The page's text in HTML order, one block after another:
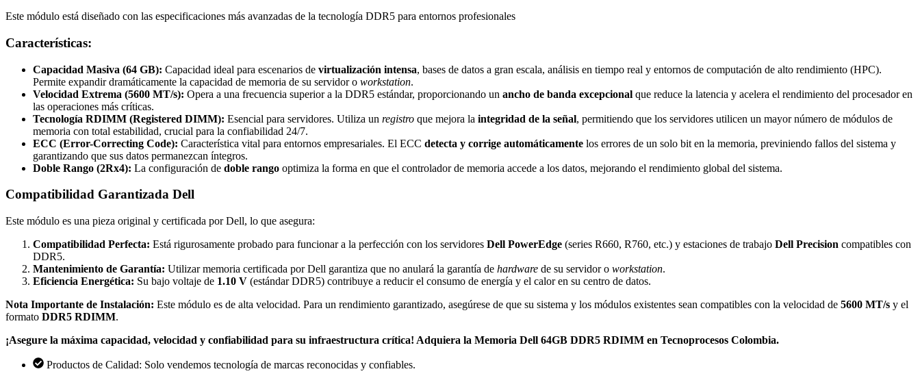
Este módulo está diseñado con las especificaciones más avanzadas de la tecnología DDR5 para entornos profesionales
Características:
Capacidad Masiva (64 GB): Capacidad ideal para escenarios de virtualización intensa, bases de datos a gran escala, análisis en tiempo real y entornos de computación de alto rendimiento (HPC).
Permite expandir dramáticamente la capacidad de memoria de su servidor o workstation.
Velocidad Extrema (5600 MT/s): Opera a una frecuencia superior a la DDR5 estándar, proporcionando un ancho de banda excepcional que reduce la latencia y acelera el rendimiento del procesador en
las operaciones más críticas.
Tecnología RDIMM (Registered DIMM): Esencial para servidores. Utiliza un registro que mejora la integridad de la señal, permitiendo que los servidores utilicen un mayor número de módulos de
memoria con total estabilidad, crucial para la confiabilidad 24/7.
ECC (Error-Correcting Code): Característica vital para entornos empresariales. El ECC detecta y corrige automáticamente los errores de un solo bit en la memoria, previniendo fallos del sistema y
garantizando que sus datos permanezcan íntegros.
Doble Rango (2Rx4): La configuración de doble rango optimiza la forma en que el controlador de memoria accede a los datos, mejorando el rendimiento global del sistema.
Compatibilidad Garantizada Dell
Este módulo es una pieza original y certificada por Dell, lo que asegura:
Compatibilidad Perfecta: Está rigurosamente probado para funcionar a la perfección con los servidores Dell PowerEdge (series R660, R760, etc.) y estaciones de trabajo Dell Precision compatibles con
DDR5.
Mantenimiento de Garantía: Utilizar memoria certificada por Dell garantiza que no anulará la garantía de hardware de su servidor o workstation.
Eficiencia Energética: Su bajo voltaje de 1.10 V (estándar DDR5) contribuye a reducir el consumo de energía y el calor en su centro de datos.
Nota Importante de Instalación: Este módulo es de alta velocidad. Para un rendimiento garantizado, asegúrese de que su sistema y los módulos existentes sean compatibles con la velocidad de 5600 MT/s y el
formato DDR5 RDIMM.
¡Asegure la máxima capacidad, velocidad y confiabilidad para su infraestructura crítica! Adquiera la Memoria Dell 64GB DDR5 RDIMM en Tecnoprocesos Colombia.
Productos de Calidad: Solo vendemos tecnología de marcas reconocidas y confiables.